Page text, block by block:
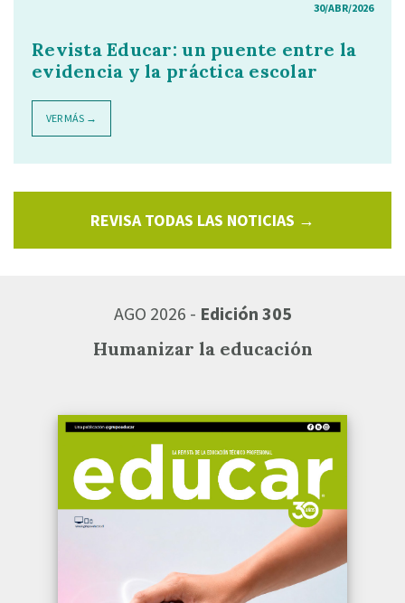
30/ABR/2026
Revista Educar: un puente entre la
evidencia y la práctica escolar
VER MÁS →
REVISA TODAS LAS NOTICIAS →
AGO 2026 - Edición 305
Humanizar la educación